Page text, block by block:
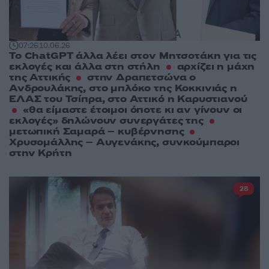
07:2610.06.26
Το ChatGPT άλλα λέει στον Μητσοτάκη για τις
εκλογές και άλλα στη στήλη
αρχίζει η μάχη
της Αττικής
στην Δραπετσώνα ο
Ανδρουλάκης, στο μπλόκο της Κοκκινιάς η
ΕΛΑΣ του Τσίπρα, στο Αττικό η Καρυστιανού
«θα είμαστε έτοιμοι όποτε κι αν γίνουν οι
εκλογές» δηλώνουν συνεργάτες της
μετωπική Σαμαρά – κυβέρνησης
Χρυσομάλλης – Αυγενάκης, συνκούμπαροι
στην Κρήτη
28